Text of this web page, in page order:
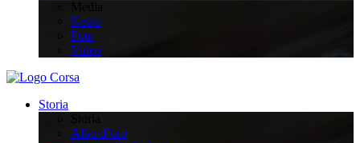
News
Foto
Video
Storia
Albo d’oro